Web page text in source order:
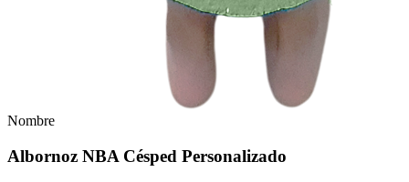
Nombre
Albornoz NBA Césped Personalizado